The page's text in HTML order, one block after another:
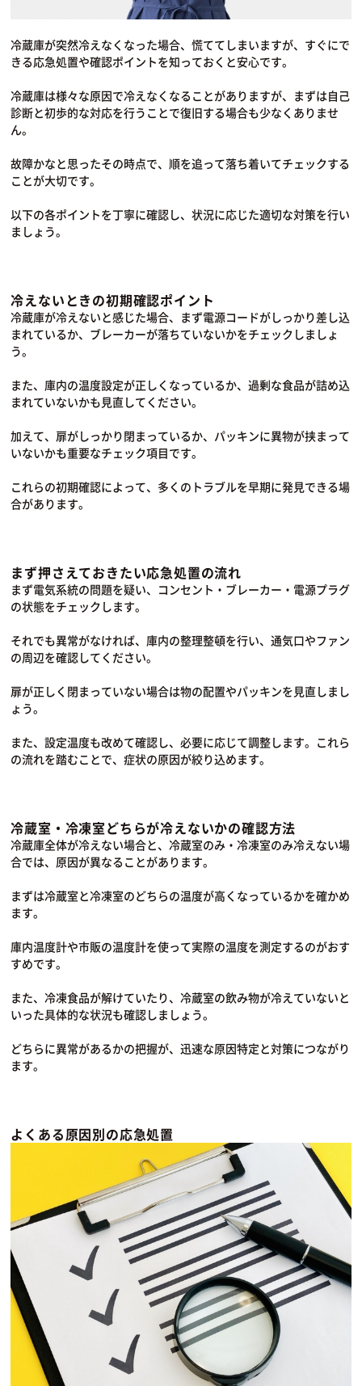
冷蔵庫が突然冷えなくなった場合、慌ててしまいますが、すぐにで
きる応急処置や確認ポイントを知っておくと安心です。
冷蔵庫は様々な原因で冷えなくなることがありますが、まずは自己
診断と初歩的な対応を行うことで復旧する場合も少なくありませ
ん。
故障かなと思ったその時点で、順を追って落ち着いてチェックする
ことが大切です。
以下の各ポイントを丁寧に確認し、状況に応じた適切な対策を行い
ましょう。
冷えないときの初期確認ポイント
冷蔵庫が冷えないと感じた場合、まず電源コードがしっかり差し込
まれているか、ブレーカーが落ちていないかをチェックしましょ
う。
また、庫内の温度設定が正しくなっているか、過剰な食品が詰め込
まれていないかも見直してください。
加えて、扉がしっかり閉まっているか、パッキンに異物が挟まって
いないかも重要なチェック項目です。
これらの初期確認によって、多くのトラブルを早期に発見できる場
合があります。
まず押さえておきたい応急処置の流れ
まず電気系統の問題を疑い、コンセント・ブレーカー・電源プラグ
の状態をチェックします。
それでも異常がなければ、庫内の整理整頓を行い、通気口やファン
の周辺を確認してください。
扉が正しく閉まっていない場合は物の配置やパッキンを見直しまし
ょう。
また、設定温度も改めて確認し、必要に応じて調整します。これら
の流れを踏むことで、症状の原因が絞り込めます。
冷蔵室・冷凍室どちらが冷えないかの確認方法
冷蔵庫全体が冷えない場合と、冷蔵室のみ・冷凍室のみ冷えない場
合では、原因が異なることがあります。
まずは冷蔵室と冷凍室のどちらの温度が高くなっているかを確かめ
ます。
庫内温度計や市販の温度計を使って実際の温度を測定するのがおす
すめです。
また、冷凍食品が解けていたり、冷蔵室の飲み物が冷えていないと
いった具体的な状況も確認しましょう。
どちらに異常があるかの把握が、迅速な原因特定と対策につながり
ます。
よくある原因別の応急処置